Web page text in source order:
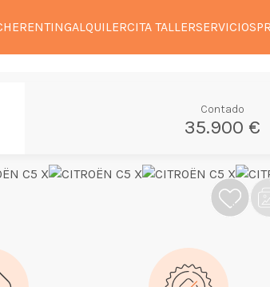
RENTINGALQUILERCITA TALLERSERVICIOS
Contado
35.900 €